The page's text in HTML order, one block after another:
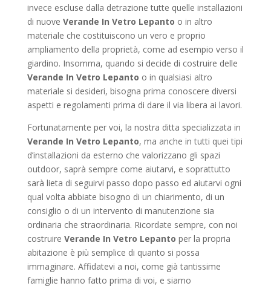
invece escluse dalla detrazione tutte quelle installazioni
di nuove Verande In Vetro Lepanto o in altro
materiale che costituiscono un vero e proprio
ampliamento della proprietà, come ad esempio verso il
giardino. Insomma, quando si decide di costruire delle
Verande In Vetro Lepanto o in qualsiasi altro
materiale si desideri, bisogna prima conoscere diversi
aspetti e regolamenti prima di dare il via libera ai lavori.
Fortunatamente per voi, la nostra ditta specializzata in
Verande In Vetro Lepanto, ma anche in tutti quei tipi
d’installazioni da esterno che valorizzano gli spazi
outdoor, saprà sempre come aiutarvi, e soprattutto
sarà lieta di seguirvi passo dopo passo ed aiutarvi ogni
qual volta abbiate bisogno di un chiarimento, di un
consiglio o di un intervento di manutenzione sia
ordinaria che straordinaria. Ricordate sempre, con noi
costruire Verande In Vetro Lepanto per la propria
abitazione è più semplice di quanto si possa
immaginare. Affidatevi a noi, come già tantissime
famiglie hanno fatto prima di voi, e siamo